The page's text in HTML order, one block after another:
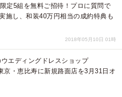
定5組を無料ご招待！プロに質問で
施し、和装40万円相当の成約特典も
2018年05月10日 01時
エディングドレスショップ
京・恵比寿に新規路面店を3月31日オ